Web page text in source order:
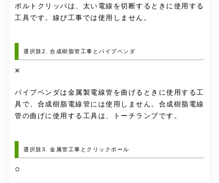
ボルトクリッパは、太い電線を切断するときに使用する
工具です。線ぴ工事では使用しません。
選択肢2. 合成樹脂管工事とパイプベンダ
×
パイプベンダは金属製電線管を曲げるときに使用する工
具で、合成樹脂電線管には使用しません。合成樹脂電線
管の曲げに使用する工具は、トーチランプです。
選択肢3. 金属管工事とクリックボール
○